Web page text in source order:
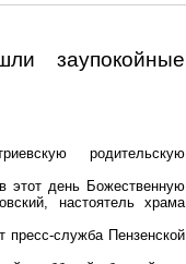
заупокойные
родительскую
этот день Божественную
настоятель храма
пресс-служба Пензенской